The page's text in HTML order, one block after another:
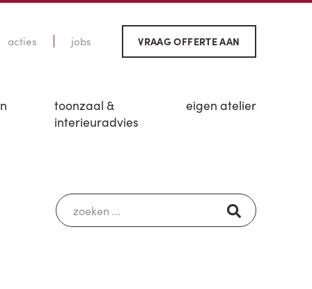
acties jobs VRAAG OFFERTE AAN
toonzaal &
interieuradvies
eigen atelier